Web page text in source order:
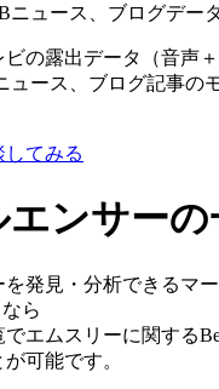
ニュース、ブログデー
の露出データ（音声
ュース、ブログ記事の
してみる
ンサーの
を発見・分析できるマ
なら
エムスリーに関する
可能です。